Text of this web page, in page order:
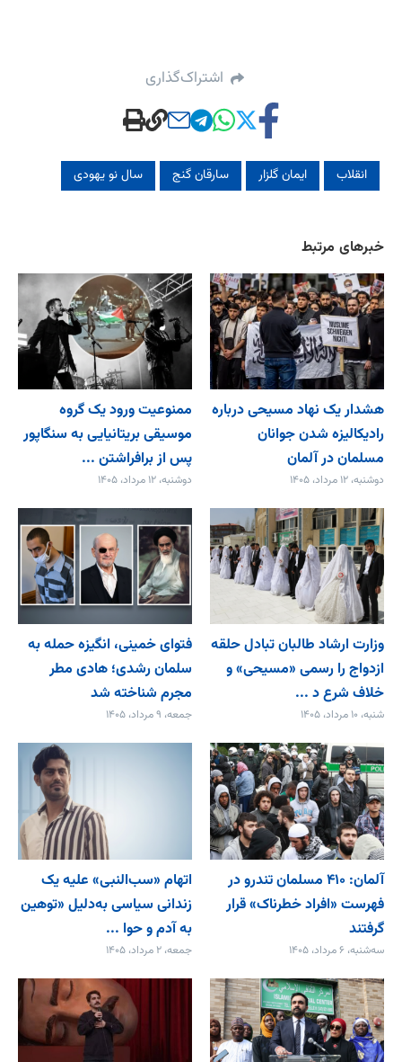
اشتراک‌گذاری
انقلاب ایمان گلزار سارقان گنج سال نو یهودی
خبرهای مرتبط
هشدار یک نهاد مسیحی درباره
رادیکالیزه شدن جوانان
مسلمان در آلمان
دوشنبه، ۱۲ مرداد، ۱۴۰۵
ممنوعیت ورود یک گروه
موسیقی بریتانیایی به سنگاپور
پس از برافراشتن ...
دوشنبه، ۱۲ مرداد، ۱۴۰۵
وزارت ارشاد طالبان تبادل حلقه
ازدواج را رسمی «مسیحی» و
خلاف شرع د ...
شنبه، ۱۰ مرداد، ۱۴۰۵
فتوای خمینی، انگیزه حمله به
سلمان رشدی؛ هادی مطر
مجرم شناخته شد
جمعه، ۹ مرداد، ۱۴۰۵
آلمان: ۴۱۰ مسلمان تندرو در
فهرست «افراد خطرناک» قرار
گرفتند
سه‌شنبه، ۶ مرداد، ۱۴۰۵
اتهام «سب‌النبی» علیه یک
زندانی سیاسی به‌دلیل «توهین
به آدم و حوا ...
جمعه، ۲ مرداد، ۱۴۰۵